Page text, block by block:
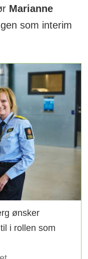
Marianne
som interim
ønsker
i rollen som